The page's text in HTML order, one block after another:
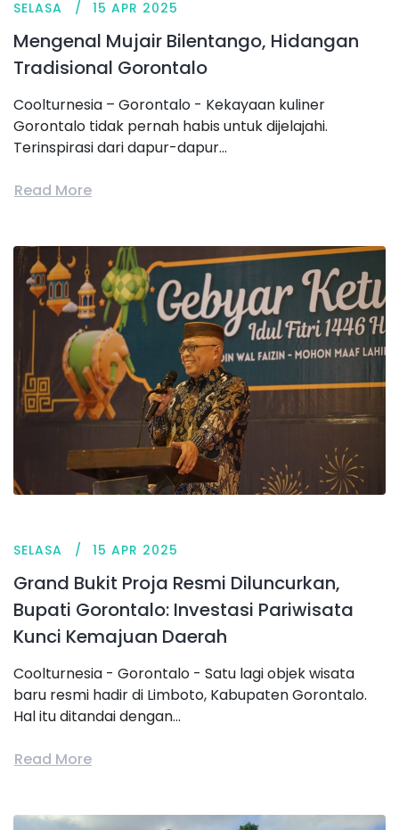
SELASA 15 APR 2025
Mengenal Mujair Bilentango, Hidangan
Tradisional Gorontalo
Coolturnesia – Gorontalo - Kekayaan kuliner
Gorontalo tidak pernah habis untuk dijelajahi.
Terinspirasi dari dapur-dapur...
Read More
SELASA 15 APR 2025
Grand Bukit Proja Resmi Diluncurkan,
Bupati Gorontalo: Investasi Pariwisata
Kunci Kemajuan Daerah
Coolturnesia - Gorontalo - Satu lagi objek wisata
baru resmi hadir di Limboto, Kabupaten Gorontalo.
Hal itu ditandai dengan...
Read More